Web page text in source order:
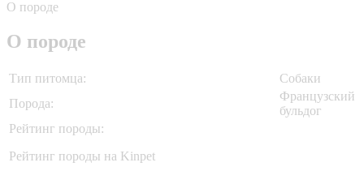
О породе
О породе
Тип питомца:
Собаки
Порода:
Французский
бульдог
Рейтинг породы:
Рейтинг породы на Kinpet